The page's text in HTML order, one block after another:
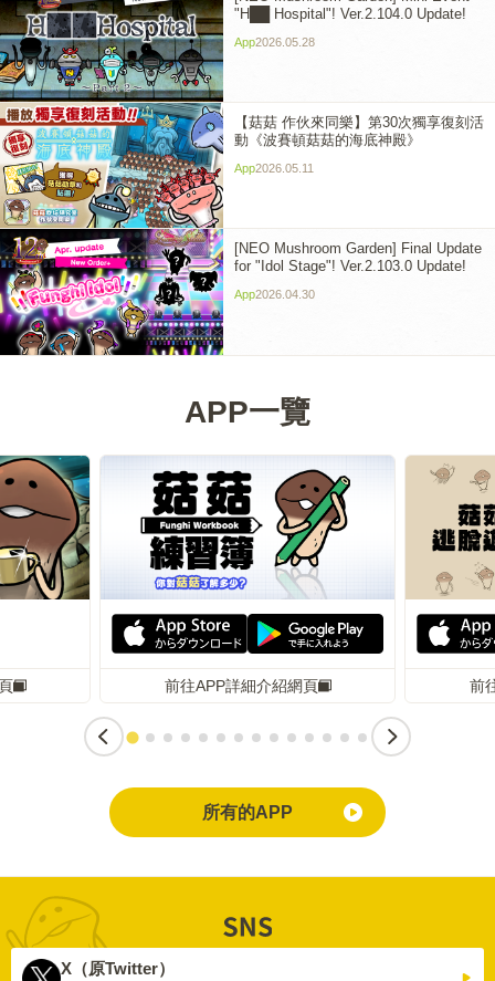
"H██ Hospital"! Ver.2.104.0 Update!
App2026.05.28
【菇菇 作伙來同樂】第30次獨享復刻活
動《波賽頓菇菇的海底神殿》
App2026.05.11
[NEO Mushroom Garden] Final Update
for "Idol Stage"! Ver.2.103.0 Update!
App2026.04.30
APP一覽
前往APP詳細介紹網頁 前
所有的APP
X（原Twitter）